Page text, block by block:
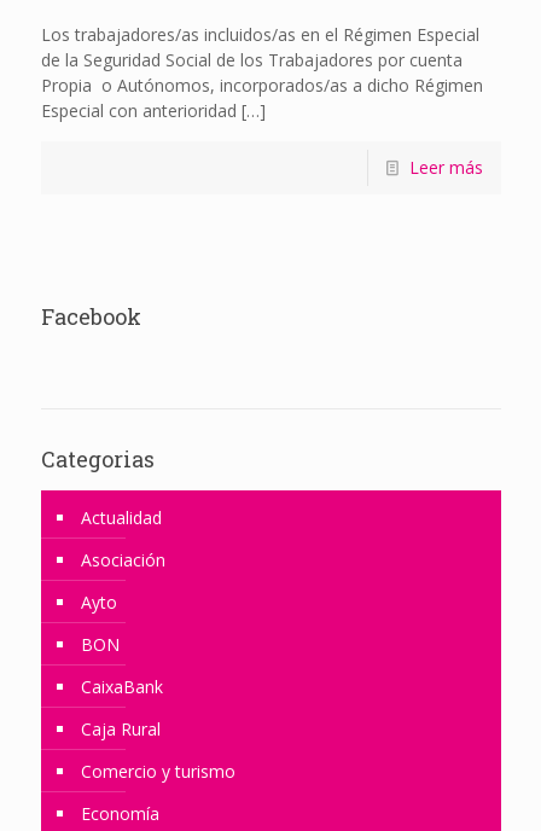
Los trabajadores/as incluidos/as en el Régimen Especial
de la Seguridad Social de los Trabajadores por cuenta
Propia o Autónomos, incorporados/as a dicho Régimen
Especial con anterioridad […]
Leer más
Facebook
Categorias
Actualidad
Asociación
Ayto
BON
CaixaBank
Caja Rural
Comercio y turismo
Economía